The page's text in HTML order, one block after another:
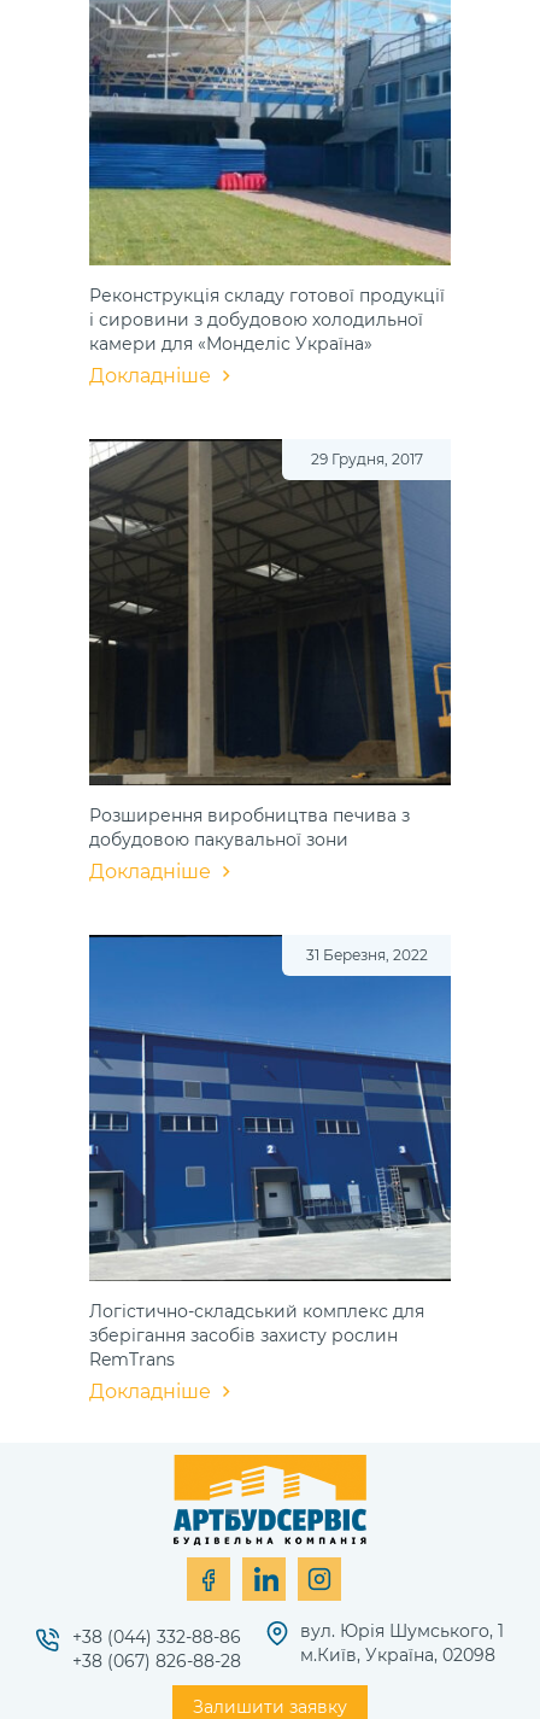
Реконструкція складу готової продукції
і сировини з добудовою холодильної
камери для «Монделіс Україна»
Докладніше
29 Грудня, 2017
Розширення​ виробництва​ печива з
добудовою​ пакувальної зони​
Докладніше
31 Березня, 2022
Логістично-складський комплекс для
зберігання засобів захисту рослин
RemTrans
Докладніше
+38 (044) 332-88-86
+38 (067) 826-88-28
вул. Юрія Шумського, 1
м.Київ, Україна, 02098
Залишити заявку